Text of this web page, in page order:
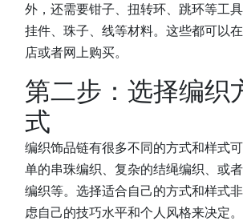
外，还需要钳子、扭转环、跳环等工
挂件、珠子、线等材料。这些都可以
店或者网上购买。
第二步：选择编织
式
编织饰品链有很多不同的方式和样式
单的串珠编织、复杂的结绳编织、或
编织等。选择适合自己的方式和样式
虑自己的技巧水平和个人风格来决定